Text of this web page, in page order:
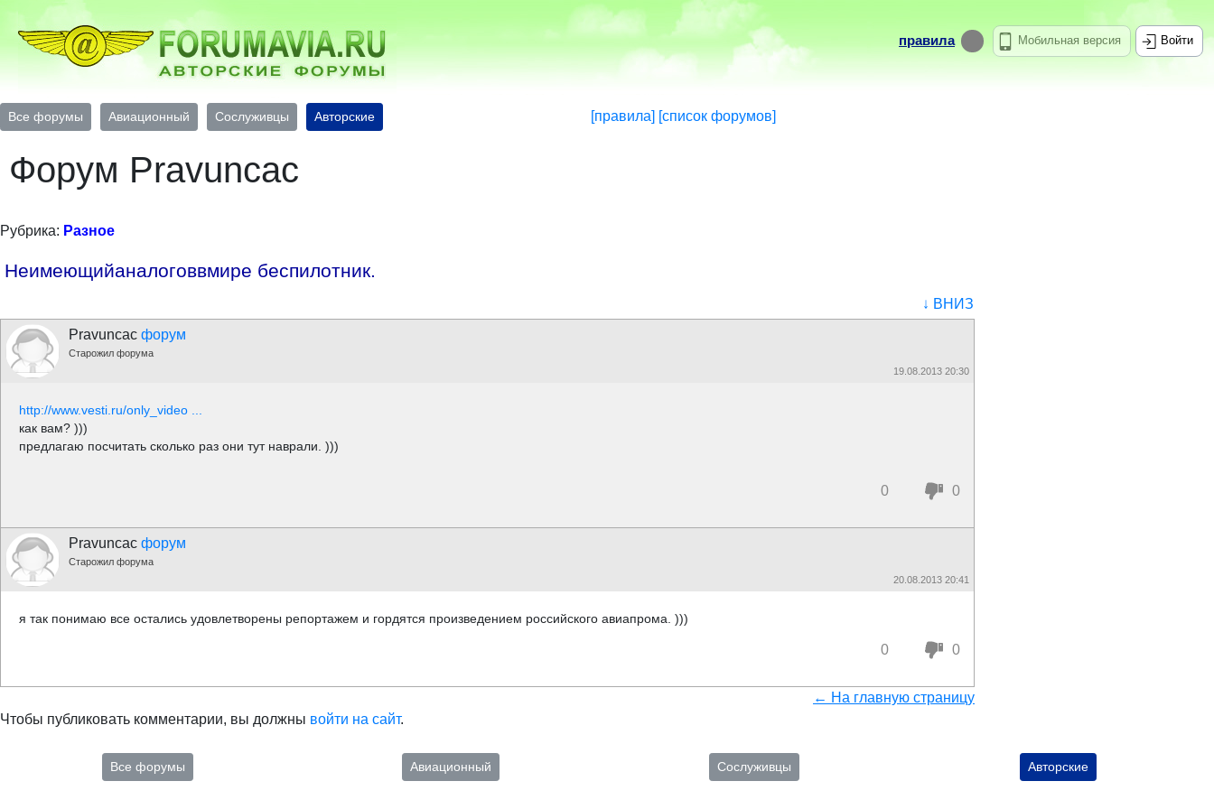
Мобильная версия
правила Войти
Все форумы Авиационный Сослуживцы Авторские [правила] [список форумов]
Форум Pravuncac
Рубрика: Разное
Неимеющийаналоговвмире беспилотник.
↓ ВНИЗ
Pravuncac форум
Старожил форума
19.08.2013 20:30
http://www.vesti.ru/only_video ...
как вам? )))
предлагаю посчитать сколько раз они тут наврали. )))
0 0
Pravuncac форум
Старожил форума
20.08.2013 20:41
я так понимаю все остались удовлетворены репортажем и гордятся произведением российского авиапрома. )))
0 0
← На главную страницу
Чтобы публиковать комментарии, вы должны войти на сайт.
Все форумы Авиационный Сослуживцы Авторские